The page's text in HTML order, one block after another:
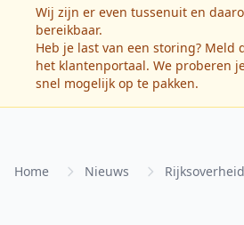
Wij zijn er even tussenuit en
bereikbaar.
Heb je last van een storing? Meld
het klantenportaal. We proberen
snel mogelijk op te pakken.
Home Nieuws Rijksoverheid